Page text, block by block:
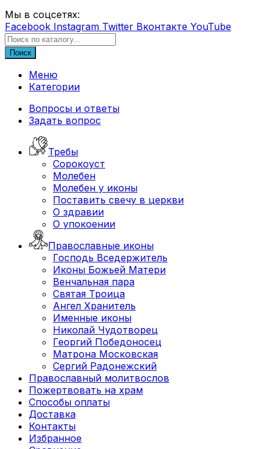
Мы в соцсетях:
Facebook Instagram Twitter Вконтакте YouTube
Поиск
Меню
Категории
Вопросы и ответы
Задать вопрос
Требы
Сорокоуст
Молебен
Молебен у иконы
Поставить свечу в церкви
О здравии
О упокоении
Православные иконы
Господь Вседержитель
Иконы Божьей Матери
Венчальная пара
Святая Троица
Ангел Хранитель
Именные иконы
Николай Чудотворец
Георгий Победоносец
Матрона Московская
Сергий Радонежский
Православный молитвослов
Пожертвовать на храм
Способы оплаты
Доставка
Контакты
Избранное